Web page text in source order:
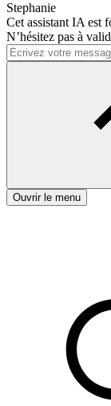
Stephanie
Cet assistant IA est
N’hésitez pas à
Ouvrir le menu